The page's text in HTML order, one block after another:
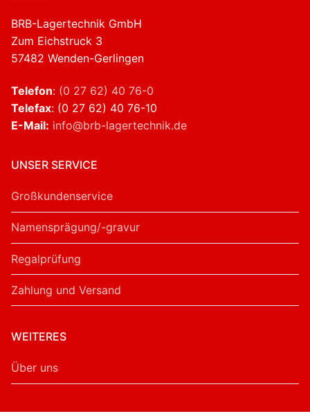
BRB-Lagertechnik GmbH
Zum Eichstruck 3
57482 Wenden-Gerlingen
Telefon: (0 27 62) 40 76-0
Telefax: (0 27 62) 40 76-10
E-Mail: info@brb-lagertechnik.de
UNSER SERVICE
Großkundenservice
Namensprägung/-gravur
Regalprüfung
Zahlung und Versand
WEITERES
Über uns